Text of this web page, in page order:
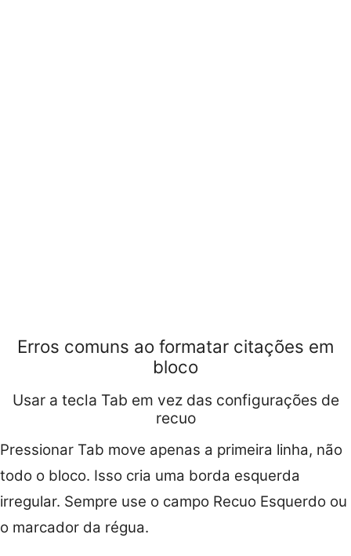
Erros comuns ao formatar citações em
bloco
Usar a tecla Tab em vez das configurações de
recuo
Pressionar Tab move apenas a primeira linha, não
todo o bloco. Isso cria uma borda esquerda
irregular. Sempre use o campo Recuo Esquerdo ou
o marcador da régua.